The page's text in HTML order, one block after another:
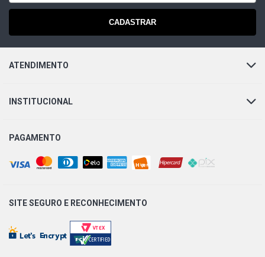
CADASTRAR
ATENDIMENTO
INSTITUCIONAL
PAGAMENTO
SITE SEGURO E RECONHECIMENTO